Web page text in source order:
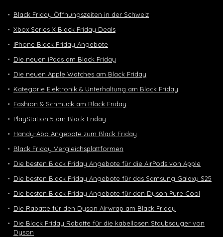
Black Friday Öffnungszeiten in der Schweiz
Xbox Series X Black Friday Deals
iPhone Black Friday Angebote
Die neuen iPads am Black Friday
Die neuen Apple Watches am Black Friday
Kategorie Elektronik & Unterhaltung am Black Friday
Fashion & Schmuck am Black Friday
PlayStation 5 am Black Friday
Handy-Abo Angebote zum Black Friday
Black Friday Vergleichsplattformen
Die besten Black Friday Angebote für die AirPods von Apple
Die besten Black Friday Angebote für das Samsung Galaxy S25
Die besten Black Friday Angebote für den Dyson Pure Cool
Die Rabatte für den Dyson Airwrap am Black Friday
Die Black Friday Rabatte für die kabellosen Staubsauger von
Dyson